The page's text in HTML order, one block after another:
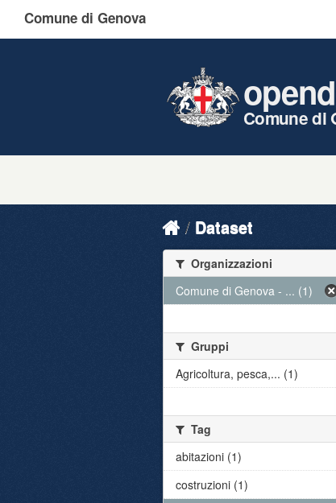
Comune di Genova
Comune di
Dataset
Organizzazioni
Comune di Genova - ... (1)
Gruppi
Agricoltura, pesca,... (1)
Tag
abitazioni (1)
costruzioni (1)